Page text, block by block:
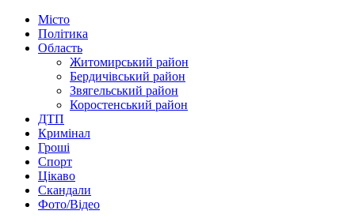
Місто
Політика
Область
Житомирський район
Бердичівський район
Звягельський район
Коростенський район
ДТП
Кримінал
Гроші
Спорт
Цікаво
Скандали
Фото/Відео